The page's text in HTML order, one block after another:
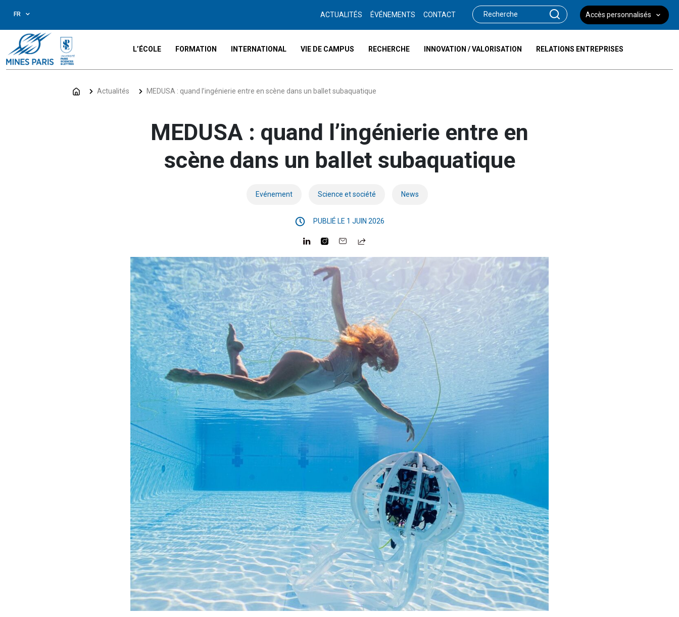
FR ACTUALITÉS ÉVÉNEMENTS CONTACT Accès personnalisés
L’ÉCOLE FORMATION INTERNATIONAL VIE DE CAMPUS RECHERCHE INNOVATION / VALORISATION RELATIONS ENTREPRISES
Actualités MEDUSA : quand l’ingénierie entre en scène dans un ballet subaquatique
MEDUSA : quand l’ingénierie entre en
scène dans un ballet subaquatique
Evénement Science et société News
PUBLIÉ LE 1 JUIN 2026